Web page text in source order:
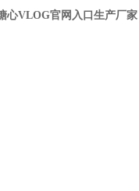
心VLOG官网入口生产厂家